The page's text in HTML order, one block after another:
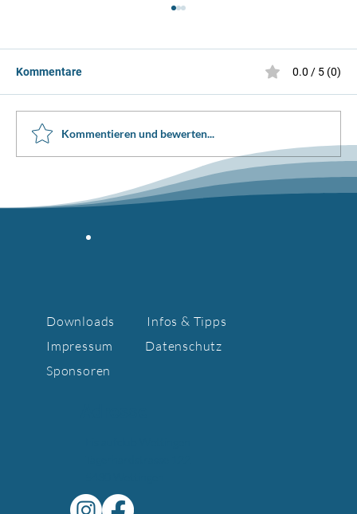
Schaulaufen 2022 - Pressebericht
"Limmatwelle"
Kommentare 0.0 / 5 (0)
Kommentieren und bewerten...
Downloads
Infos & Tipps
Impressum
Datenschutz
Sponsoren